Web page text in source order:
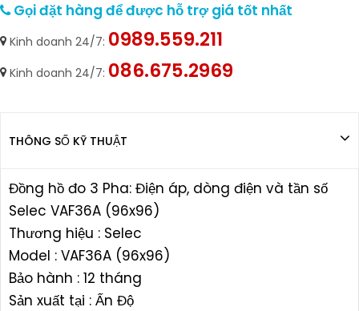
Gọi đặt hàng để được hỗ trợ giá tốt nhất
Kinh doanh 24/7: 0989.559.211
Kinh doanh 24/7: 086.675.2969
THÔNG SỐ KỸ THUẬT
Đồng hồ đo 3 Pha: Điện áp, dòng điện và tần số
Selec VAF36A (96x96)
Thương hiệu : Selec
Model : VAF36A (96x96)
Bảo hành : 12 tháng
Sản xuất tại : Ấn Độ